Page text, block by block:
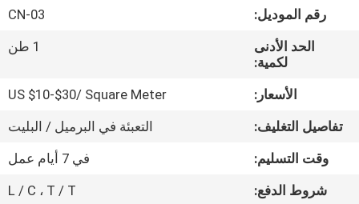
المعمل
مراقبة
الجودة
اتصل
رقم الموديل:
CN-03
الحد الأدنى
لكمية:
1 طن
الأسعار:
US $10-$30/ Square Meter
تفاصيل التغليف:
التعبئة في البرميل / البليت
وقت التسليم:
في 7 أيام عمل
شروط الدفع:
L / C ، T / T